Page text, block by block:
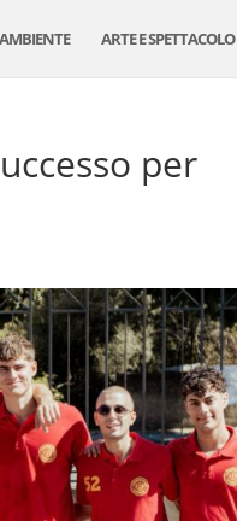
AMBIENTE ARTE E SPETTACOLO
per